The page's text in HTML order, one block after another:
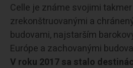
Celle je známe svojimi
zrekonštruovanými a
budovami, najstarším
Európe a zachovanými
V roku 2017 sa stalo